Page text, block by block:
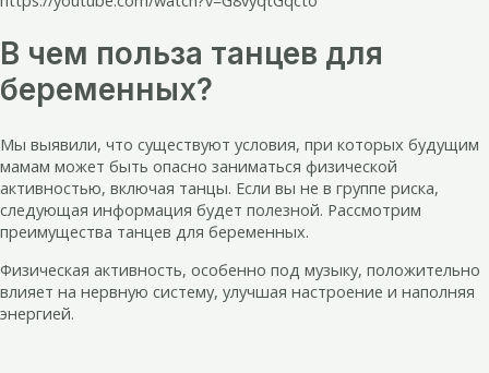
В чем польза танцев для
беременных?
Мы выявили, что существуют условия, при которых будущим
мамам может быть опасно заниматься физической
активностью, включая танцы. Если вы не в группе риска,
следующая информация будет полезной. Рассмотрим
преимущества танцев для беременных.
Физическая активность, особенно под музыку, положительно
влияет на нервную систему, улучшая настроение и наполняя
энергией.